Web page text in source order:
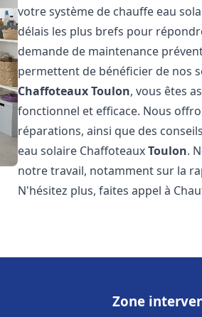
votre système de chauffe eau
délais les plus brefs pour
demande de maintenance
permettent de bénéficier de nos
ChaffoteauxToulon, vous êtes
fonctionnel et efficace. Nous
réparations, ainsi que des
eau solaire ChaffoteauxToulon.
notre travail, notamment sur la
N'hésitez plus, faites appel à
Zone